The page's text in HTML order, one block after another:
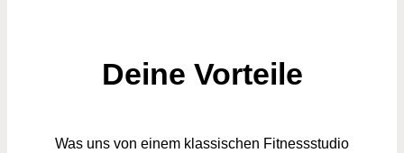
Deine Vorteile
Was uns von einem klassischen Fitnessstudio